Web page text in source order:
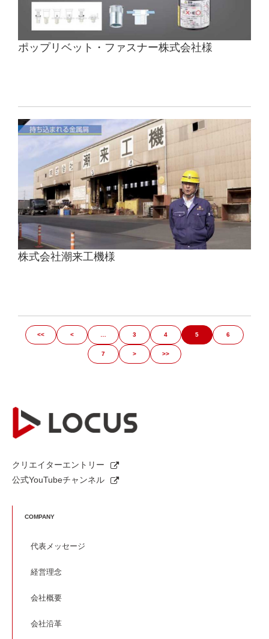
ポップリベット・ファスナー株式会社様
株式会社潮来工機様
<< < 3 4 5 6
7 > >>
クリエイターエントリー
公式YouTubeチャンネル
COMPANY
代表メッセージ
経営理念
会社概要
会社沿革